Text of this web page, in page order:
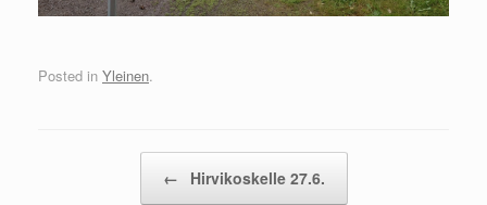
Posted in Yleinen.
← Hirvikoskelle 27.6.